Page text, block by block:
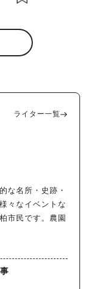
ライター一覧
な名所・史跡・
々なイベントな
市民です。農園